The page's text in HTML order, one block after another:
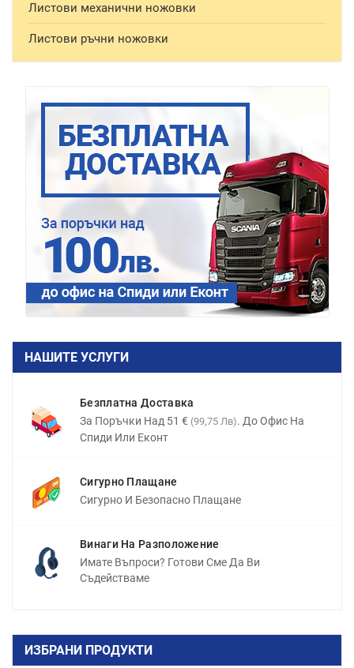
Листови механични ножовки
Листови ръчни ножовки
НАШИТЕ УСЛУГИ
Безплатна Доставка
За Поръчки Над 51 € (99,75 Лв). До Офис На
Спиди Или Еконт
Сигурно Плащане
Сигурно И Безопасно Плащане
Винаги На Разположение
Имате Въпроси? Готови Сме Да Ви
Съдействаме
ИЗБРАНИ ПРОДУКТИ